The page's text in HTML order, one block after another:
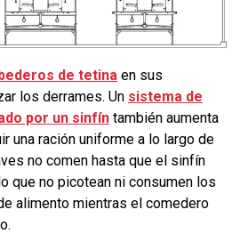
de tetina en sus
los derrames. Un sistema de
por un sinfín también aumenta
una ración uniforme a lo largo de
no comen hasta que el sinfín
que no picotean ni consumen los
alimento mientras el comedero